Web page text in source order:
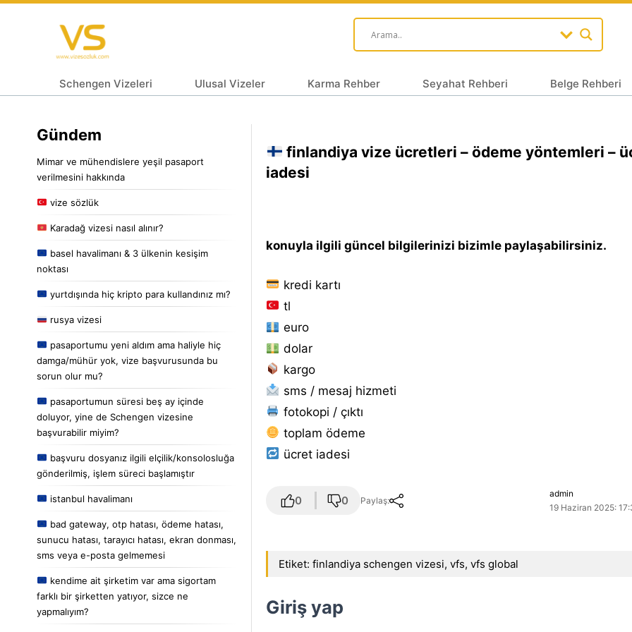
Schengen Vizeleri Ulusal Vizeler Karma Rehber Seyahat Rehberi Belge Rehberi
Gündem
Mimar ve mühendislere yeşil pasaport
verilmesini hakkında
vize sözlük
Karadağ vizesi nasıl alınır?
basel havalimanı & 3 ülkenin kesişim
noktası
yurtdışında hiç kripto para kullandınız mı?
rusya vizesi
pasaportumu yeni aldım ama haliyle hiç
damga/mühür yok, vize başvurusunda bu
sorun olur mu?
pasaportumun süresi beş ay içinde
doluyor, yine de Schengen vizesine
başvurabilir miyim?
başvuru dosyanız ilgili elçilik/konsolosluğa
gönderilmiş, işlem süreci başlamıştır
istanbul havalimanı
bad gateway, otp hatası, ödeme hatası,
sunucu hatası, tarayıcı hatası, ekran donması,
sms veya e-posta gelmemesi
kendime ait şirketim var ama sigortam
farklı bir şirketten yatıyor, sizce ne
yapmalıyım?
finlandiya vize ücretleri – ödeme yöntemleri –
iadesi
konuyla ilgili güncel bilgilerinizi bizimle paylaşabilirsiniz.
kredi kartı
tl
euro
dolar
kargo
sms / mesaj hizmeti
fotokopi / çıktı
toplam ödeme
ücret i̇adesi
0 0 Paylaş:
admin
19 Haziran 2025:
Etiket:finlandiya schengen vizesi,vfs,vfs global
Giriş yap